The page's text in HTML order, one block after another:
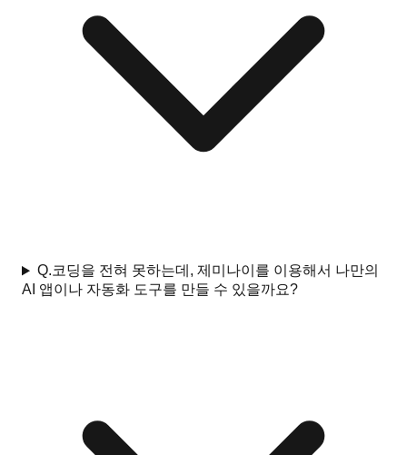
Q.코딩을 전혀 못하는데, 제미나이를 이용해서 나만의
AI 앱이나 자동화 도구를 만들 수 있을까요?